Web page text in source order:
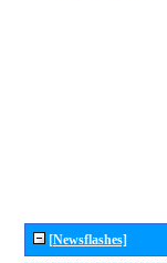
[Newsflashes]